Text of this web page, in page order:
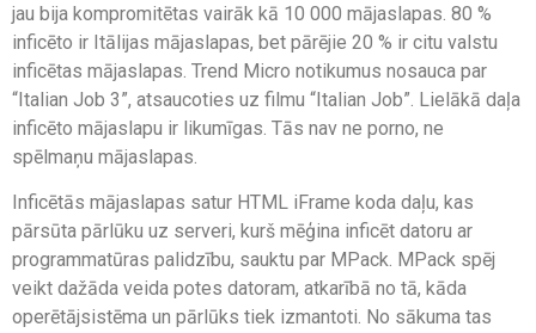
jau bija kompromitētas vairāk kā 10 000 mājaslapas. 80 %
inficēto ir Itālijas mājaslapas, bet pārējie 20 % ir citu valstu
inficētas mājaslapas. Trend Micro notikumus nosauca par
“Italian Job 3”, atsaucoties uz filmu “Italian Job”. Lielākā daļa
inficēto mājaslapu ir likumīgas. Tās nav ne porno, ne
spēlmaņu mājaslapas.
Inficētās mājaslapas satur HTML iFrame koda daļu, kas
pārsūta pārlūku uz serveri, kurš mēģina inficēt datoru ar
programmatūras palidzību, sauktu par MPack. MPack spēj
veikt dažāda veida potes datoram, atkarībā no tā, kāda
operētājsistēma un pārlūks tiek izmantoti. No sākuma tas